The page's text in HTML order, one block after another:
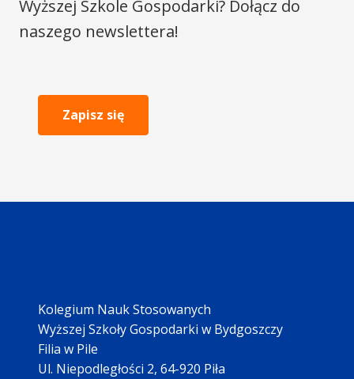
Wyższej Szkole Gospodarki? Dołącz do
naszego newslettera!
Zapisz się
Kolegium Nauk Stosowanych
Wyższej Szkoły Gospodarki w Bydgoszczy
Filia w Pile
Ul. Niepodległości 2, 64-920 Piła